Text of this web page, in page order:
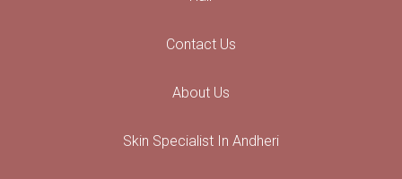
Contact Us
About Us
Skin Specialist In Andheri